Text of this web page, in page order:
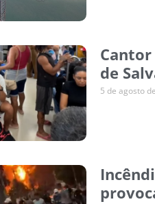
de
5 de agosto